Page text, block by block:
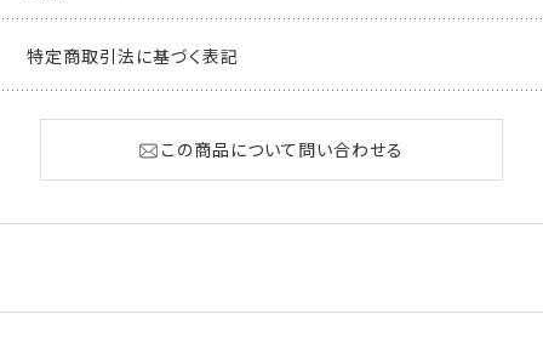
特定商取引法に基づく表記
この商品について問い合わせる